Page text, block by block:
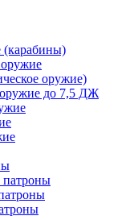
(карабины)
оружие
оружие)
до 7,5 ДЖ
патроны